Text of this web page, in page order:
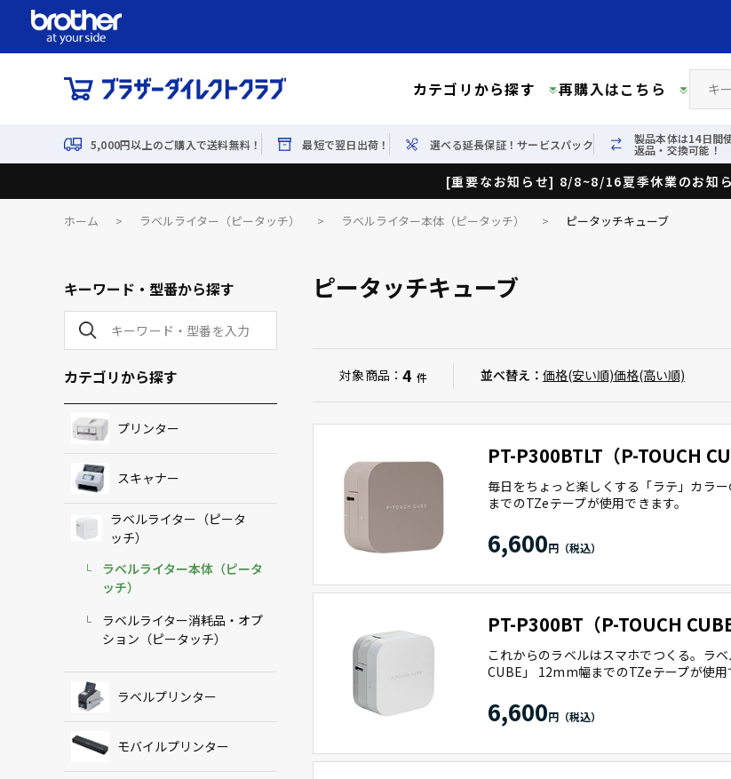
カテゴリから探す 再購入はこちら
5,000円以上のご購入で送料無料！ 最短で翌日出荷！ 選べる延長保証！サービスパック 製品本体は14日間
返品・交換可能！
[重要なお知らせ] 8/8~8/16夏季休業のお知
ホーム > ラベルライター（ピータッチ） > ラベルライター本体（ピータッチ） > ピータッチキューブ
キーワード・型番から探す
カテゴリから探す
プリンター
スキャナー
ラベルライター（ピータ
ッチ）
ラベルライター本体（ピータ
ッチ）
ラベルライター消耗品・オプ
ション（ピータッチ）
ラベルプリンター
モバイルプリンター
ピータッチキューブ
対象商品：4 件 並べ替え： 価格(安い順)価格(高い順)
PT-P300BTLT（P-TOUCH
毎日をちょっと楽しくする「ラテ」カラ
までのTZeテープが使用できます。
6,600
PT-P300BT（P-TOUCH
これからのラベルはスマホでつくる。ラ
CUBE」 12mm幅までのTZeテープが使用
6,600